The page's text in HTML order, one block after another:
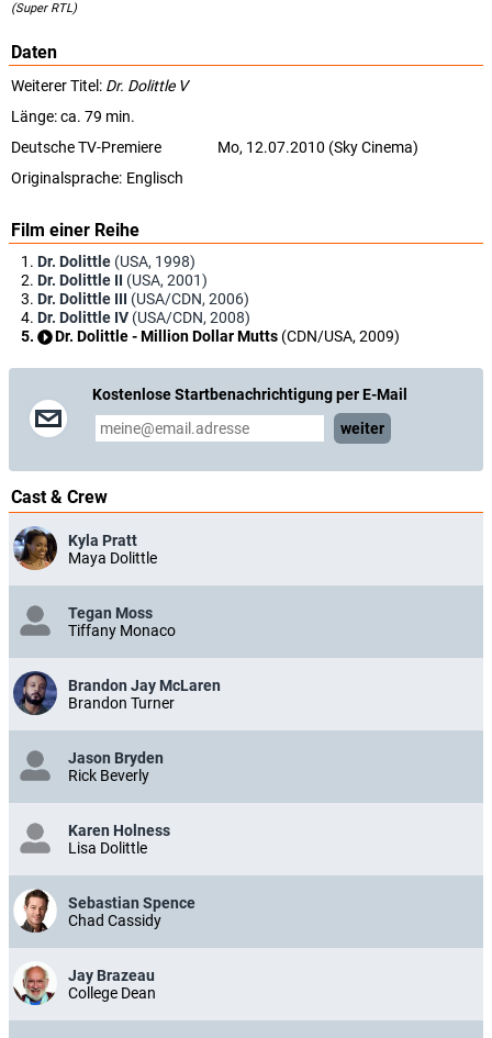
(Super RTL)
Daten
Weiterer Titel: Dr. Dolittle V
Länge: ca. 79 min.
Deutsche TV-Premiere
Mo, 12.07.2010 (Sky Cinema)
Originalsprache: Englisch
Film einer Reihe
Dr. Dolittle (USA, 1998)
Dr. Dolittle II (USA, 2001)
Dr. Dolittle III (USA/CDN, 2006)
Dr. Dolittle IV (USA/CDN, 2008)
Dr. Dolittle - Million Dollar Mutts (CDN/USA, 2009)
Kostenlose Startbenachrichtigung per E-Mail
weiter
Cast & Crew
Kyla Pratt
Maya Dolittle
Tegan Moss
Tiffany Monaco
Brandon Jay McLaren
Brandon Turner
Jason Bryden
Rick Beverly
Karen Holness
Lisa Dolittle
Sebastian Spence
Chad Cassidy
Jay Brazeau
College Dean